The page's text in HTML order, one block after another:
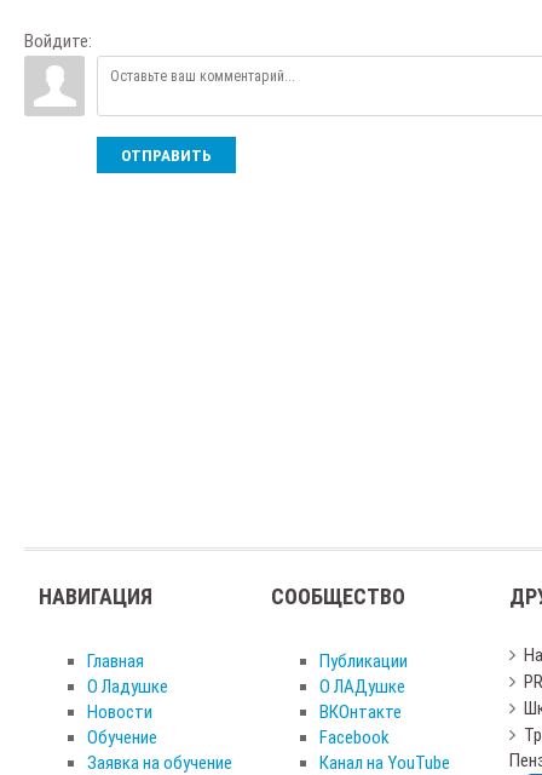
Войдите:
ОТПРАВИТЬ
НАВИГАЦИЯ
Главная
О Ладушке
Новости
Обучение
Заявка на обучение
СООБЩЕСТВО
Публикации
О ЛАДушке
ВКОнтакте
Facebook
Канал на YouTube